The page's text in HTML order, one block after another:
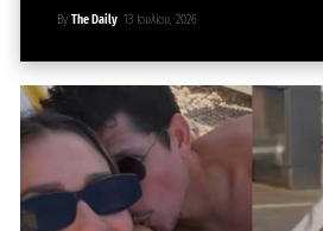
By The Daily 13 Ιουλίου, 2026